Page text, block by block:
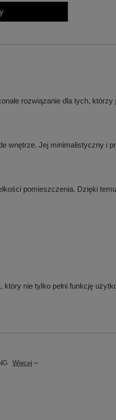
rozwiązanie dla tych,
wnętrze. Jej minimalistyczny i
pomieszczenia. Dzięki
nie tylko pełni funkcję
Więcej